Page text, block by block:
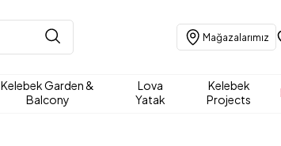
Mağazalarımız
Kelebek Garden &
Balcony
Lova
Yatak
Kelebek
Projects